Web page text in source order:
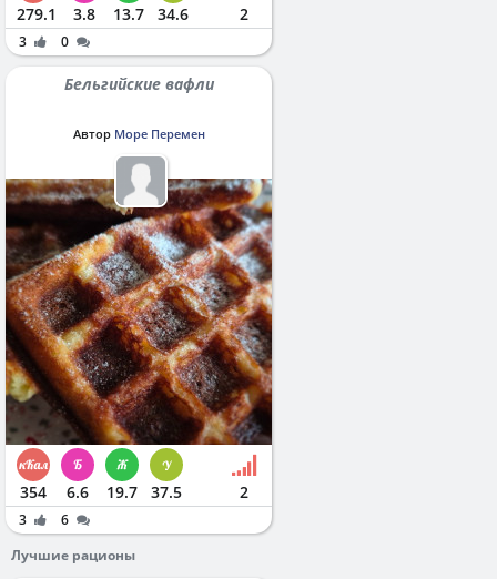
279.1 3.8 13.7 34.6 2
3 0
Бельгийские вафли
Автор Море Перемен
354 6.6 19.7 37.5 2
3
6
Лучшие рационы